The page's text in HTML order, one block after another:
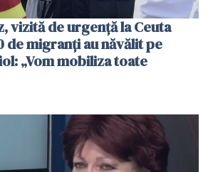
vizită de urgență la Ceuta
de migranți au năvălit pe
„Vom mobiliza toate